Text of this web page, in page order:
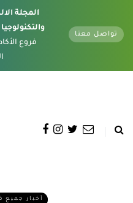
المجلة
فروع
تواصل معنا
أخبار جميع